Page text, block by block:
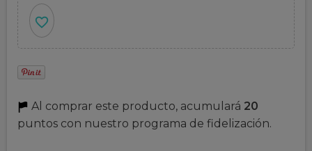
favorite_border
Al comprar este producto, acumulará 20
puntos con nuestro programa de fidelización.